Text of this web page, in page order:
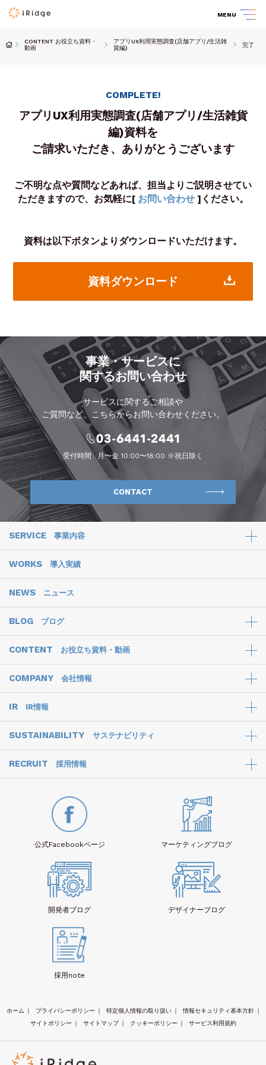
MENU
CONTENT お役立ち資料・
動画
アプリUX利用実態調査(店舗アプリ/生活雑
貨編)
完了
COMPLETE!
アプリUX利用実態調査(店舗アプリ/生活雑貨
編)資料を
ご請求いただき、ありがとうございます
資料は以下ボタンよりダウンロードいただけます。
資料ダウンロード
ご不明な点や質問などあれば、担当よりご説明させてい
ただきますので、お気軽に[ お問い合わせ]ください。
事業・サービスに
関するお問い合わせ
サービスに関するご相談や
ご質問など、こちらからお問い合わせください。
受付時間 月〜金 10:00〜18:00 ※祝日除く
CONTACT
SERVICE 事業内容
WORKS 導入実績
NEWS ニュース
BLOG ブログ
CONTENT お役立ち資料・動画
COMPANY 会社情報
IR IR情報
SUSTAINABILITY サステナビリティ
RECRUIT 採用情報
公式Facebookページ マーケティングブログ
開発者ブログ デザイナーブログ
採用note
ホーム ｜ プライバシーポリシー ｜ 特定個人情報の取り扱い ｜ 情報セキュリティ基本方針 ｜
サイトポリシー
｜ サイトマップ ｜ クッキーポリシー ｜ サービス利用規約